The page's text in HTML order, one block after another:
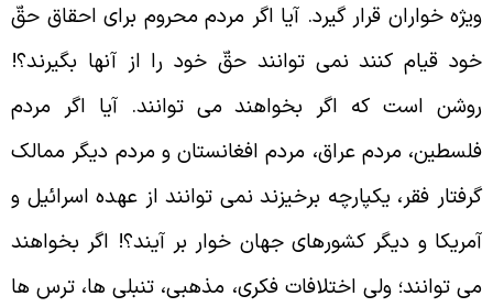
خواران قرار گیرد. آیا اگر مردم محروم برای احقاق حقّ
قیام کنند نمی توانند حقّ خود را از آنها بگیرند؟!
است که اگر بخواهند می توانند. آیا اگر مردم
مردم عراق، مردم افغانستان و مردم دیگر ممالک
فقر، یکپارچه برخیزند نمی توانند از عهده اسرائیل و
و دیگر کشورهای جهان خوار بر آیند؟! اگر بخواهند
توانند؛ ولی اختلافات فکری، مذهبی، تنبلی ها، ترس ها